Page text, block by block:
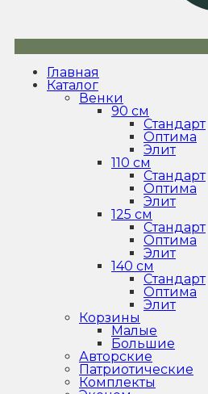
Главная
Каталог
Венки
90 см
Стандарт
Оптима
Элит
110 см
Стандарт
Оптима
Элит
125 см
Стандарт
Оптима
Элит
140 см
Стандарт
Оптима
Элит
Корзины
Малые
Большие
Авторские
Патриотические
Комплекты